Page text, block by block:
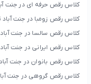
کلاس رقص حرفه ای در جنت
کلاس رقص زومبا در جنت آباد
کلاس رقص سالسا در جنت آباد
کلاس رقص ایرانی در جنت آباد
کلاس رقص بانوان در جنت آباد
کلاس رقص گروهی در جنت